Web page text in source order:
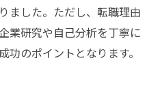
ました。ただし、転職理由
業研究や自己分析を丁寧に
のポイントとなります。